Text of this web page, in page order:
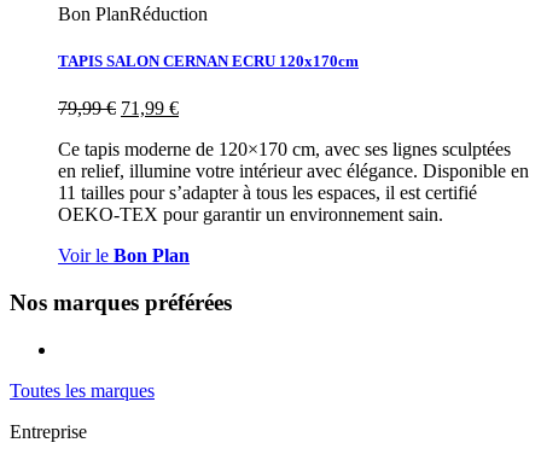
Bon PlanRéduction
TAPIS SALON CERNAN ECRU 120x170cm
79,99€ 71,99 €
Ce tapis moderne de 120×170 cm, avec ses lignes sculptées
en relief, illumine votre intérieur avec élégance. Disponible en
11 tailles pour s’adapter à tous les espaces, il est certifié
OEKO-TEX pour garantir un environnement sain.
Voir le Bon Plan
Nos marques préférées
Toutes les marques
Entreprise